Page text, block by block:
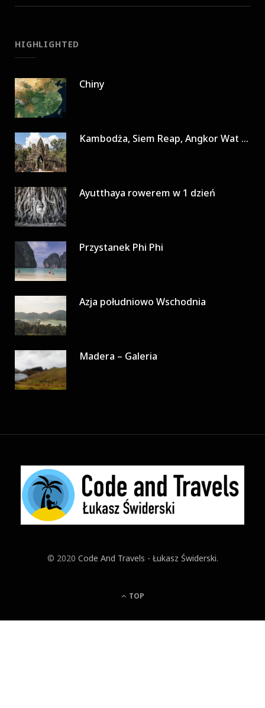
HIGHLIGHTED
Chiny
Kambodża, Siem Reap, Angkor Wat w 3 dni
Ayutthaya rowerem w 1 dzień
Przystanek Phi Phi
Azja południowo Wschodnia
Madera – Galeria
© 2020 Code And Travels - Łukasz Świderski.
TOP